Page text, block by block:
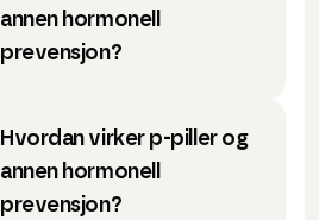
annen hormonell
prevensjon?
Hvordan virker p-piller og
annen hormonell
prevensjon?